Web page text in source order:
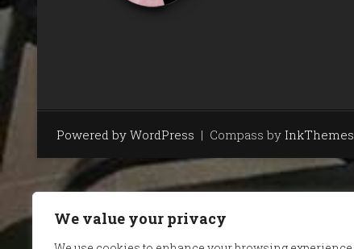
We value your privacy
Powered by WordPress | Compass by InkThemes